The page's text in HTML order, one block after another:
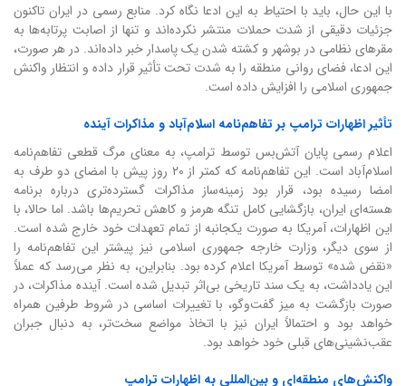
با این حال، باید با احتیاط به این ادعا نگاه کرد. منابع رسمی در ایران تاکنون
جزئیات دقیقی از شدت حملات منتشر نکرده‌اند و تنها از اصابت پرتابه‌ها به
مقرهای نظامی در بوشهر و کشته شدن یک پاسدار خبر داده‌اند. در هر صورت،
این ادعا، فضای روانی منطقه را به شدت تحت تأثیر قرار داده و انتظار واکنش
جمهوری اسلامی را افزایش داده است.
تأثیر اظهارات ترامپ بر تفاهم‌نامه اسلام‌آباد و مذاکرات آینده
اعلام رسمی پایان آتش‌بس توسط ترامپ، به معنای مرگ قطعی تفاهم‌نامه
اسلام‌آباد است. این تفاهم‌نامه که کمتر از ۲۰ روز پیش با امضای دو طرف به
امضا رسیده بود، قرار بود زمینه‌ساز مذاکرات گسترده‌تری درباره برنامه
هسته‌ای ایران، بازگشایی کامل تنگه هرمز و کاهش تحریم‌ها باشد. اما حالا، با
این اظهارات، آمریکا به صورت یکجانبه از تمام تعهدات خود خارج شده است.
از سوی دیگر، وزارت خارجه جمهوری اسلامی نیز پیشتر این تفاهم‌نامه را
«نقض شده» توسط آمریکا اعلام کرده بود. بنابراین، به نظر می‌رسد که عملاً
این یادداشت، به یک سند تاریخی بی‌اثر تبدیل شده است. آینده مذاکرات، در
صورت بازگشت به میز گفت‌وگو، با تغییرات اساسی در شروط طرفین همراه
خواهد بود و احتمالاً ایران نیز با اتخاذ مواضع سخت‌تر، به دنبال جبران
عقب‌نشینی‌های قبلی خود خواهد بود.
واکنش‌های منطقه‌ای و بین‌المللی به اظهارات ترامپ